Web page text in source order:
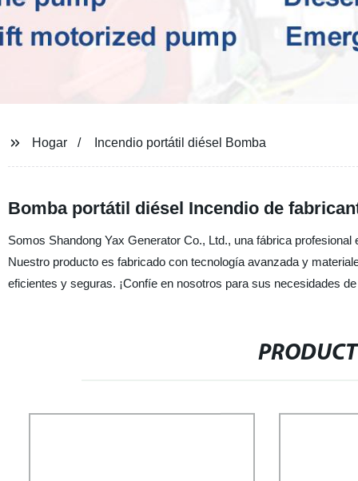
Hogar Incendio portátil diésel Bomba
Bomba portátil diésel Incendio de
Somos Shandong Yax Generator Co., Ltd., una fábrica
Nuestro producto es fabricado con tecnología avanzada y
eficientes y seguras. ¡Confíe en nosotros para sus necesidades